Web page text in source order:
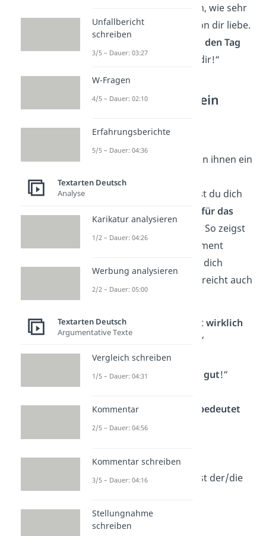
„Ich wollte dir sagen, wie sehr
ich das Geschenk von dir liebe.
den Tag
versüßt
, ich danke dir!“
Danke sagen für ein
unangenehm, wenn man ihnen ein
Kompliment macht.
Nichtsdestotrotz solltest du dich
für das
Kompliment bedanken
. So zeigst
du, dass du das Kompliment
angenommen hast und dich
darüber freust. Hierfür reicht auch
schon ein kurzer Dank.
„Vielen Dank, das istwirklich
von Dir/Ihnen.“
„Danke, das tut mir gut!“
„Danke schön,
bedeutet
mirsehr viel.“
„Was für eintolles
Kompliment
! Du bist der/die
Unfallbericht
schreiben
3/5 – Dauer: 03:27
W-Fragen
4/5 – Dauer: 02:10
Erfahrungsberichte
5/5 – Dauer: 04:36
Textarten Deutsch
Analyse
Karikatur analysieren
1/2 – Dauer: 04:26
Werbung analysieren
2/2 – Dauer: 05:00
Textarten Deutsch
Argumentative Texte
Vergleich schreiben
1/5 – Dauer: 04:31
Kommentar
2/5 – Dauer: 04:56
Kommentar schreiben
3/5 – Dauer: 04:16
Stellungnahme
schreiben